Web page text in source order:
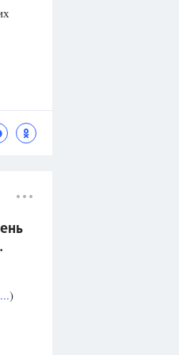
)